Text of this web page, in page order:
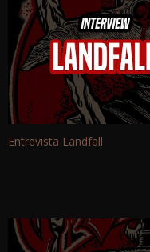
Entrevista Landfall